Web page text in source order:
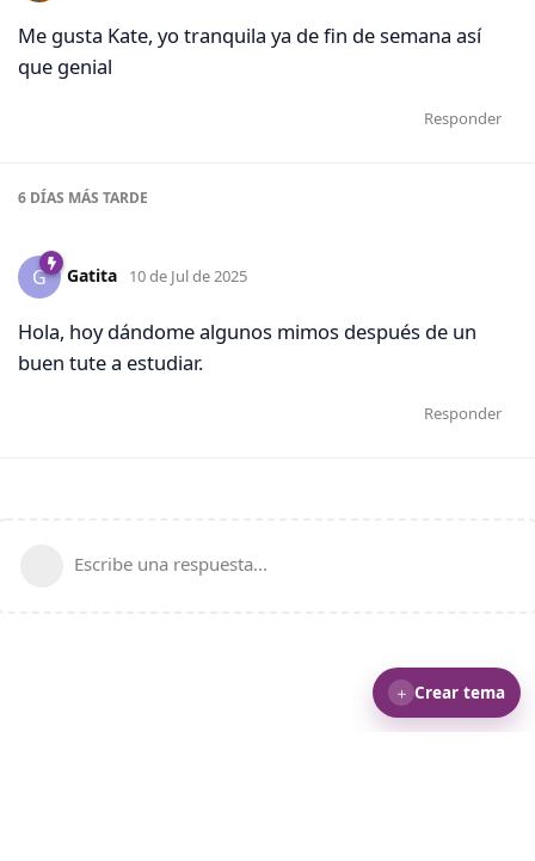
Me gusta Kate, yo tranquila ya de fin de semana así
que genial
Responder
6 DÍAS MÁS TARDE
G Gatita 10 de Jul de 2025
Hola, hoy dándome algunos mimos después de un
buen tute a estudiar.
Responder
Escribe una respuesta...
＋ Crear tema